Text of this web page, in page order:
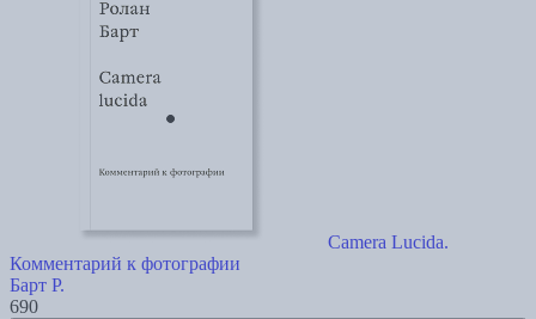
Camera Lucida.
Комментарий к фотографии
Барт Р.
690